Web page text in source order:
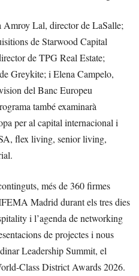
Amroy Lal, director de LaSalle;
de Starwood Capital
de TPG Real Estate;
Greykite; i Elena Campelo,
del Banc Europeu
també examinarà
per al capital internacional i
flex living, senior living,
més de 360 firmes
Madrid durant els tres dies
i l’agenda de networking
de projectes i nous
Leadership Summit, el
Class District Awards 2026.